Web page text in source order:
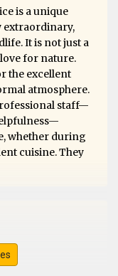
is a unique
extraordinary,
It is not just a
for nature.
the excellent
atmosphere.
staff—
whether during
cuisine. They